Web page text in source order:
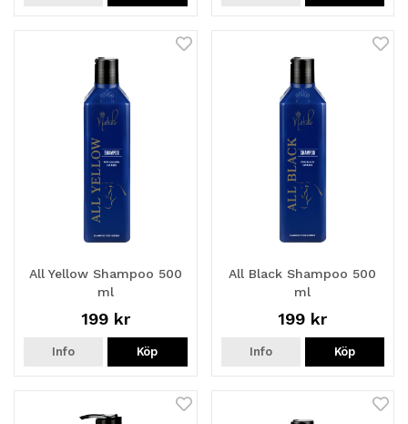
All Yellow Shampoo 500
ml
199 kr
Info Köp
All Black Shampoo 500
ml
199 kr
Info Köp